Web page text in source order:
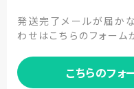
発送完了メールが届か
わせはこちらのフォーム
こちらのフォ